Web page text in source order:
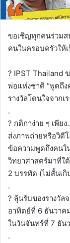
ขอเชิญทุกคนร่วมส
คนในครอบครัวให้
? IPST Thailand
พ่อแห่งชาติ “พูดถึง
รางวัลโดนใจจากเ
.
? กติกาง่าย ๆ เพียง
ส่งภาพถ่ายหรือวิ
ข้อความพูดถึงคนใ
วิทยาศาสตร์มาที่ใ
2 บรรทัด (ไม่สั้นเกิ
.
? ลุ้นรับของรางวัล
อาทิตย์ที่ 6 ธันวาค
ในวันจันทร์ที่ 7 ธัน
.